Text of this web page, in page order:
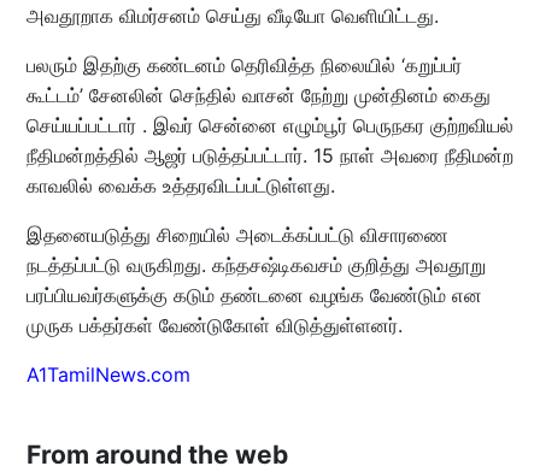
அவதூறாக விமர்சனம் செய்து வீடியோ வெளியிட்டது.
பலரும் இதற்கு கண்டனம் தெரிவித்த நிலையில் ‘கறுப்பர்
கூட்டம்’ சேனலின் செந்தில் வாசன் நேற்று முன்தினம் கைது
செய்யப்பட்டார் . இவர் சென்னை எழும்பூர் பெருநகர குற்றவியல்
நீதிமன்றத்தில் ஆஜர் படுத்தப்பட்டார். 15 நாள் அவரை நீதிமன்ற
காவலில் வைக்க உத்தரவிடப்பட்டுள்ளது.
இதனையடுத்து சிறையில் அடைக்கப்பட்டு விசாரணை
நடத்தப்பட்டு வருகிறது. கந்தசஷ்டிகவசம் குறித்து அவதூறு
பரப்பியவர்களுக்கு கடும் தண்டனை வழங்க வேண்டும் என
முருக பக்தர்கள் வேண்டுகோள் விடுத்துள்ளனர்.
A1TamilNews.com
From around the web